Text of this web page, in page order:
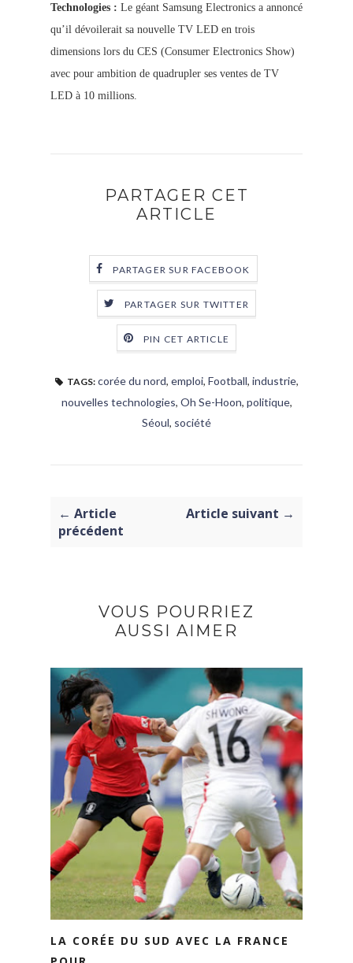
Technologies : Le géant Samsung Electronics a annoncé
qu’il dévoilerait sa nouvelle TV LED en trois
dimensions lors du CES (Consumer Electronics Show)
avec pour ambition de quadrupler ses ventes de TV
LED à 10 millions.
PARTAGER CET
ARTICLE
PARTAGER SUR FACEBOOK
PARTAGER SUR TWITTER
PIN CET ARTICLE
TAGS: corée du nord, emploi, Football, industrie,
nouvelles technologies, Oh Se-Hoon, politique,
Séoul, société
← Article
précédent
Article suivant →
VOUS POURRIEZ
AUSSI AIMER
LA CORÉE DU SUD AVEC LA FRANCE